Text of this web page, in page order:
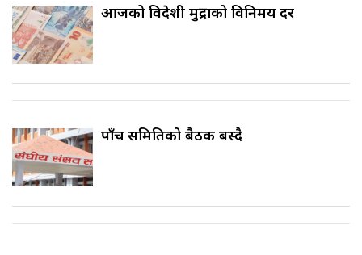
आजको विदेशी मुद्राको विनिमय दर
पाँच समितिको बैठक बस्दै